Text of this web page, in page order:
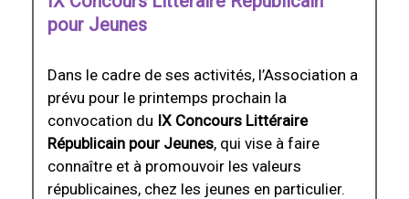
pour Jeunes
Dans le cadre de ses activités, l’Association a
prévu pour le printemps prochain la
convocation du IX Concours Littéraire
Républicain pour Jeunes, qui vise à faire
connaître et à promouvoir les valeurs
républicaines, chez les jeunes en particulier.